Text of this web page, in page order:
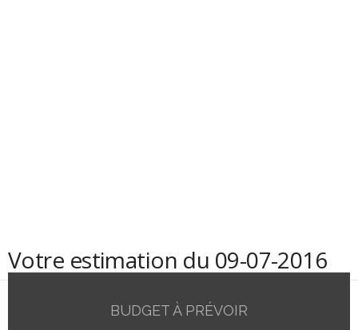
Votre estimation du 09-07-2016
BUDGET À PRÉVOIR